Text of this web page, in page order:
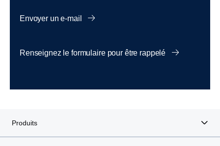
Envoyer un e-mail
Renseignez le formulaire pour être rappelé
Produits